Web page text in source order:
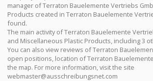
manager of Terraton Bauelemente Vertriebs
Products created in Terraton Bauelemente
found.
The main activity of Terraton Bauelemente
and Miscellaneous Plastic Products, including 3
You can also view reviews of Terraton
open positions, location of Terraton
the map. For more information, visit the site
webmaster@ausschreibungsnet.com